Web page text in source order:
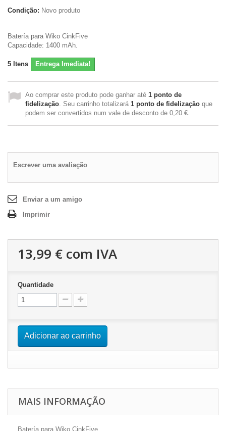
Condição: Novo produto
Batería para Wiko CinkFive
Capacidade: 1400 mAh.
5 Itens Entrega Imediata!
Ao comprar este produto pode ganhar até 1 ponto de
fidelização. Seu carrinho totalizará 1 ponto de fidelização que
podem ser convertidos num vale de desconto de 0,20 €.
Escrever uma avaliação
Enviar a um amigo
Imprimir
13,99 € com IVA
Quantidade
Adicionar ao carrinho
MAIS INFORMAÇÃO
Batería para Wiko CinkFive